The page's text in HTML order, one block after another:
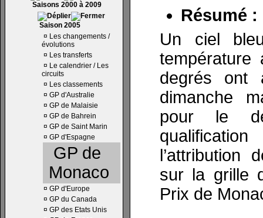
Saisons 2000 à 2009
Saison 2005
¤ Les changements /
évolutions
¤ Les transferts
¤ Le calendrier / Les
circuits
¤ Les classements
¤ GP d'Australie
¤ GP de Malaisie
¤ GP de Bahrein
¤ GP de Saint Marin
¤ GP d'Espagne
GP de
Monaco
¤ GP d'Europe
¤ GP du Canada
¤ GP des Etats Unis
Résumé :
Un ciel
degrés ont
dimanche
pour le
l’attribution
sur la grille
Prix de